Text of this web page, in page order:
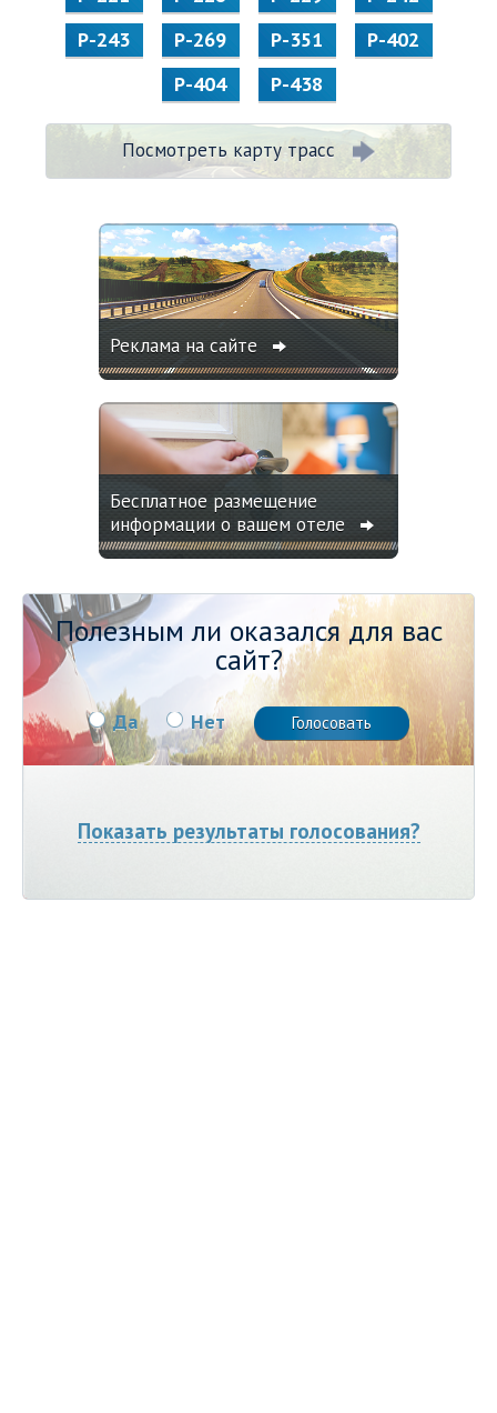
Р-243
Р-269 Р-351
Р-402
Р-404
Р-438
Посмотреть карту трасс
Реклама на сайте
Бесплатное размещение
информации о вашем отеле
Полезным ли оказался для вас
сайт?
Да Нет
Показать результаты голосования?